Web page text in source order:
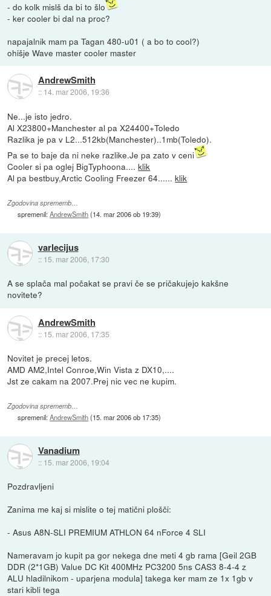
- do kolk mislš da bi to šlo
- ker cooler bi dal na proc?
napajalnik mam pa Tagan 480-u01 ( a bo to cool?)
ohišje Wave master cooler master
AndrewSmith
:: 14. mar 2006, 19:36
Ne...je isto jedro.
Al X23800+Manchester al pa X24400+Toledo
Razlika je pa v L2...512kb(Manchester)..1mb(Toledo).
Pa se to baje da ni neke razlike.Je pa zato v ceni
Cooler si pa oglej BigTyphoona....klik
Al pa bestbuy,Arctic Cooling Freezer 64......klik
Zgodovina sprememb…
spremenil:AndrewSmith(14. mar 2006 ob 19:39)
varlecijus
:: 15. mar 2006, 17:30
A se splača mal počakat se pravi če se pričakujejo kakšne
novitete?
AndrewSmith
:: 15. mar 2006, 17:35
Novitet je precej letos.
AMD AM2,Intel Conroe,Win Vista z DX10,....
Jst ze cakam na 2007.Prej nic vec ne kupim.
Zgodovina sprememb…
spremenil:AndrewSmith(15. mar 2006 ob 17:35)
Vanadium
:: 15. mar 2006, 19:04
Pozdravljeni
Zanima me kaj si mislite o tej matični plošči:
- Asus A8N-SLI PREMIUM ATHLON 64 nForce 4 SLI
Nameravam jo kupit pa gor nekega dne meti 4 gb rama [Geil 2GB
DDR (2*1GB) Value DC Kit 400MHz PC3200 5ns CAS3 8-4-4 z
ALU hladilnikom - uparjena modula] takega ker mam ze 1x 1gb v
stari kibli tega